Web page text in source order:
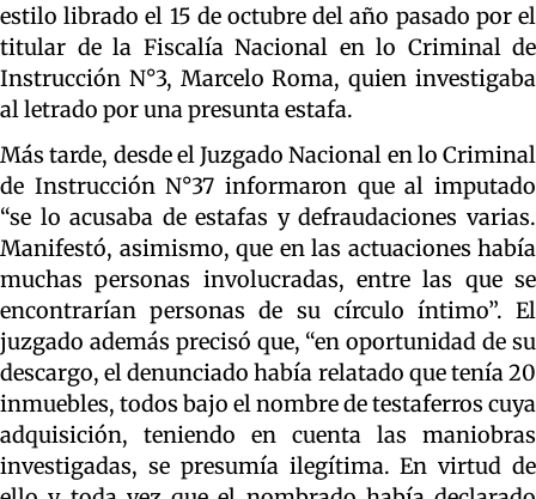
estilo librado el 15 de octubre del año pasado por el
titular de la Fiscalía Nacional en lo Criminal de
Instrucción N°3, Marcelo Roma, quien investigaba
al letrado por una presunta estafa.
Más tarde, desde el Juzgado Nacional en lo Criminal
de Instrucción N°37 informaron que al imputado
“se lo acusaba de estafas y defraudaciones varias.
Manifestó, asimismo, que en las actuaciones había
muchas personas involucradas, entre las que se
encontrarían personas de su círculo íntimo”. El
juzgado además precisó que, “en oportunidad de su
descargo, el denunciado había relatado que tenía 20
inmuebles, todos bajo el nombre de testaferros cuya
adquisición, teniendo en cuenta las maniobras
investigadas, se presumía ilegítima. En virtud de